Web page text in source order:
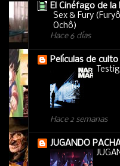
El Cinéfago de
Sex & Fury
Ochô)
Hace 6 días
Películas de culto
Hace 2 semanas
JUGANDO